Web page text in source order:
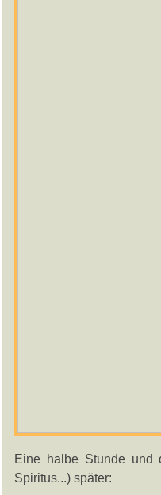
Eine halbe Stunde und
Spiritus...) später: